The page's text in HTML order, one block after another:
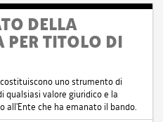
DELLA
PER TITOLO DI
uno strumento di
qualsiasi valore giuridico e la
all'Ente che ha emanato il bando.